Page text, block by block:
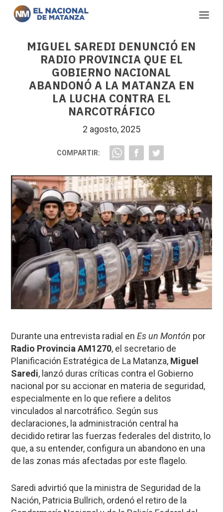
MIGUEL SAREDI DENUNCIÓ EN
RADIO PROVINCIA QUE EL
GOBIERNO NACIONAL
ABANDONÓ A LA MATANZA EN
LA LUCHA CONTRA EL
NARCOTRÁFICO
2 agosto, 2025
COMPARTIR:
Durante una entrevista radial enEs un Montón por
Radio Provincia AM1270, el secretario de
Planificación Estratégica de La Matanza, Miguel
Saredi, lanzó duras críticas contra el Gobierno
nacional por su accionar en materia de seguridad,
especialmente en lo que refiere a delitos
vinculados al narcotráfico. Según sus
declaraciones, la administración central ha
decidido retirar las fuerzas federales del distrito, lo
que, a su entender, configura un abandono en una
de las zonas más afectadas por este flagelo.
Saredi advirtió que la ministra de Seguridad de la
Nación, Patricia Bullrich, ordenó el retiro de la